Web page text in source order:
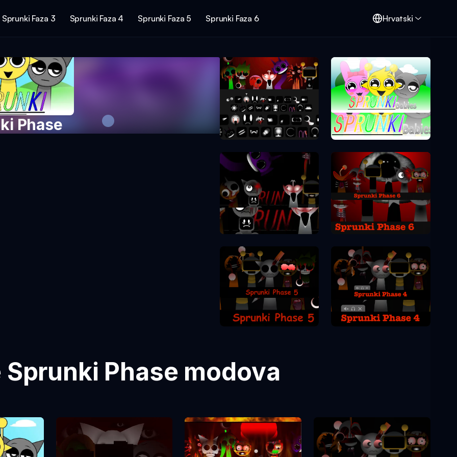
Sprunki Faza 3 Sprunki Faza 4 Sprunki Faza 5 Sprunki Faza 6 Hrvatski
Phase Sprunki Phase 10 Sprunki Phase 0
Sprunki Phase 7
Sprunki Phase 6
Sprunki Phase 5 Sprunki Phase 4
Phase modova